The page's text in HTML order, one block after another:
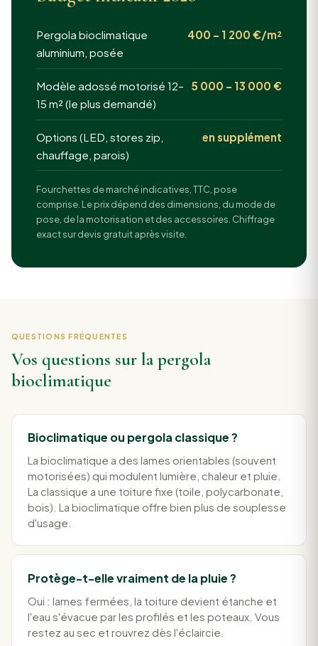
Pergola bioclimatique
aluminium, posée
400 – 1 200 €/m²
Modèle adossé motorisé 12–
15 m² (le plus demandé)
5 000 – 13 000 €
Options (LED, stores zip,
chauffage, parois)
en supplément
Fourchettes de marché indicatives, TTC, pose
comprise. Le prix dépend des dimensions, du mode de
pose, de la motorisation et des accessoires. Chiffrage
exact sur devis gratuit après visite.
QUESTIONS FRÉQUENTES
Vos questions sur la pergola
bioclimatique
Bioclimatique ou pergola classique ?
La bioclimatique a des lames orientables (souvent
motorisées) qui modulent lumière, chaleur et pluie.
La classique a une toiture fixe (toile, polycarbonate,
bois). La bioclimatique offre bien plus de souplesse
d'usage.
Protège-t-elle vraiment de la pluie ?
Oui : lames fermées, la toiture devient étanche et
l'eau s'évacue par les profilés et les poteaux. Vous
restez au sec et rouvrez dès l'éclaircie.